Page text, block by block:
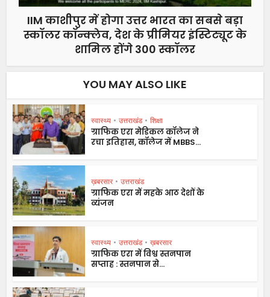
IIM काशीपुर में होगा उत्तर भारत का सबसे बड़ा
स्कॉलर कॉन्क्लेव, देश के प्रीमियर इंस्टिट्यूट के
शामिल होंगे 300 स्कॉलर
YOU MAY ALSO LIKE
स्वास्थ्य • उत्तराखंड • शिक्षा
ग्राफिक एरा मेडिकल कॉलेज ने
रचा इतिहास, कॉलेज में MBBS...
ख़बरसार • उत्तराखंड
ग्राफिक एरा में महके आठ देशों के
व्यंजन
स्वास्थ्य • उत्तराखंड • ख़बरसार
ग्राफिक एरा में विश्व स्तनपान
सप्ताह : स्तनपान से...